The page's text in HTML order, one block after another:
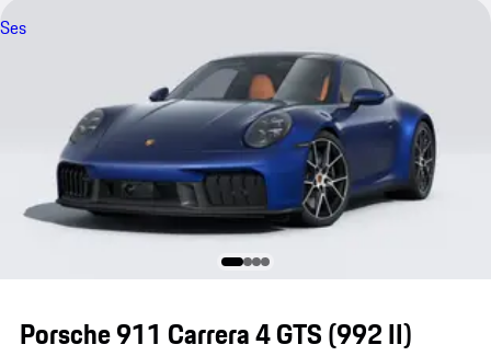
Ses
Porsche 911 Carrera 4 GTS(992 II)